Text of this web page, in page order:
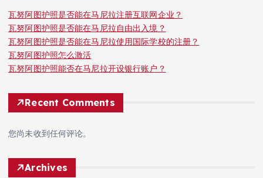
瓦努阿图护照是否能在马尼拉注册互联网企业？
瓦努阿图护照是否能在马尼拉自由出入境？
瓦努阿图护照是否能在马尼拉使用国际学校的注册？
瓦努阿图护照怎么激活
瓦努阿图护照能否在马尼拉开设银行账户？
Recent Comments
您尚未收到任何评论。
Archives